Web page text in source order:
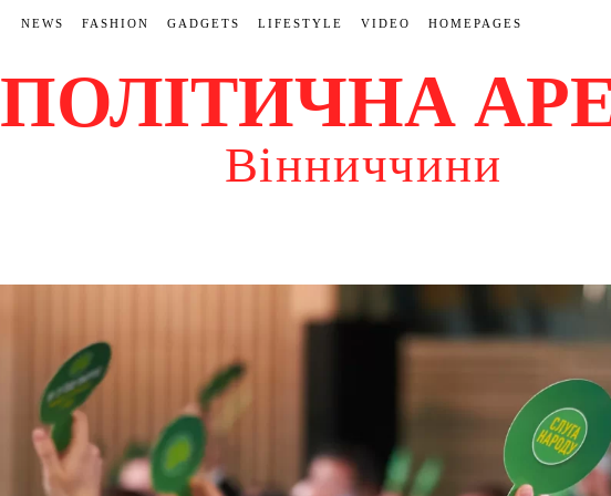
NEWS FASHION GADGETS LIFESTYLE VIDEO HOMEPAGES
ПОЛІТИЧНА
Вінниччини